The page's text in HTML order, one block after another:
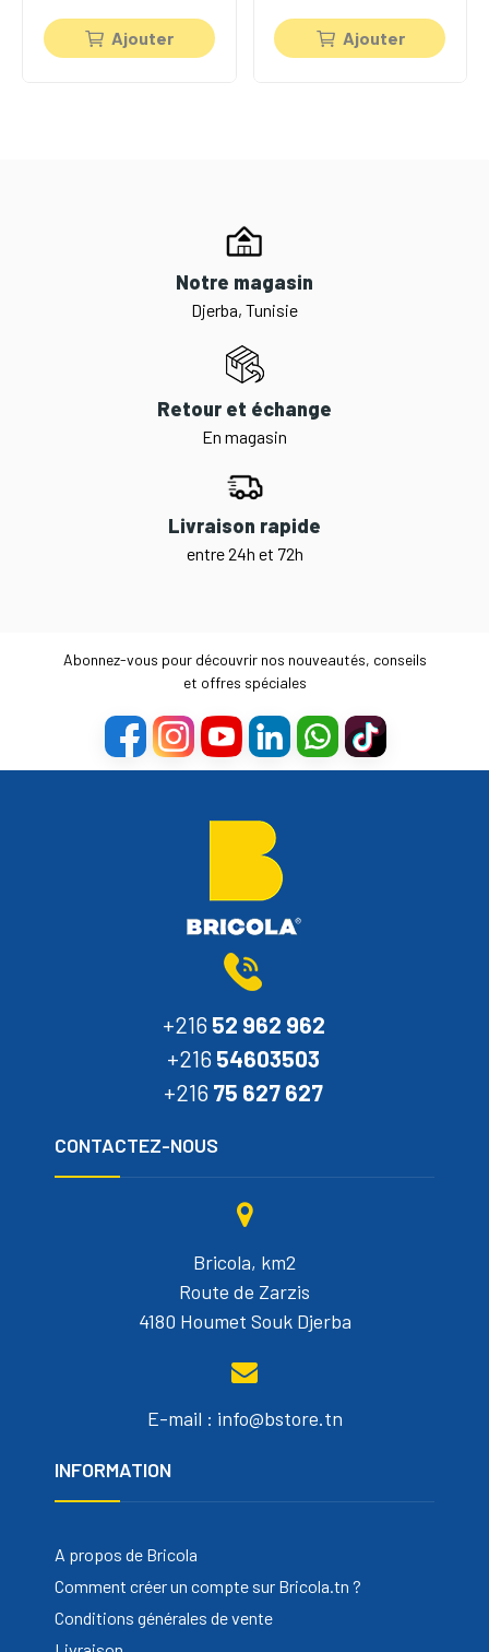
Ajouter Ajouter
Notre magasin
Djerba, Tunisie
Retour et échange
En magasin
Livraison rapide
entre 24h et 72h
Abonnez-vous pour découvrir nos nouveautés, conseils
et offres spéciales
+216 52 962 962
+216 54603503
+216 75 627 627
CONTACTEZ-NOUS
Bricola, km2
Route de Zarzis
4180 Houmet Souk Djerba
E-mail : info@bstore.tn
INFORMATION
A propos de Bricola
Comment créer un compte sur Bricola.tn ?
Conditions générales de vente